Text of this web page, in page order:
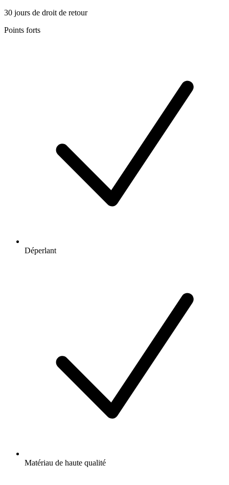
30 jours de droit de retour
Points forts
Déperlant
Matériau de haute qualité